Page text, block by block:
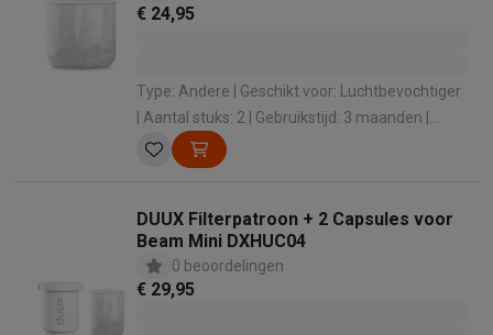
€ 24,95
Type: Andere | Geschikt voor: Luchtbevochtiger
| Aantal stuks: 2 | Gebruikstijd: 3 maanden |
Gewicht: 0.08 kg
DUUX Filterpatroon + 2 Capsules voor
Beam Mini DXHUC04
0 beoordelingen
€ 29,95